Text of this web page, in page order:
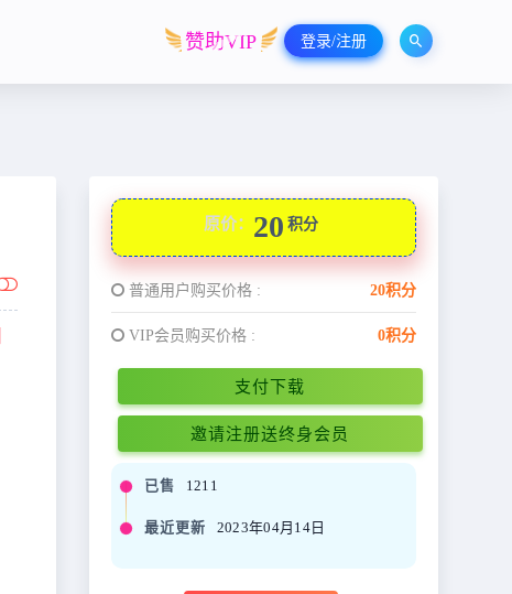
赞助VIP 登录/注册
原价： 20 积分
普通用户购买价格 : 20积分
VIP会员购买价格 : 0积分
支付下载
邀请注册送终身会员
已售 1211
最近更新 2023年04月14日